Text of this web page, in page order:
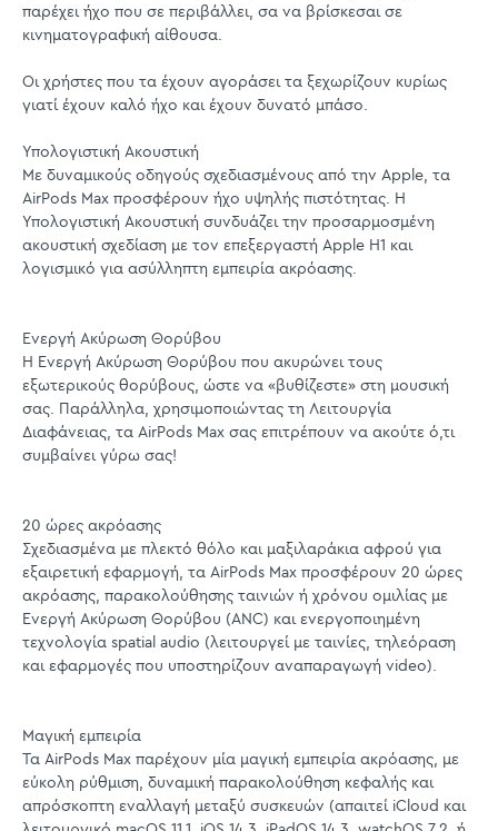
παρέχει ήχο που σε περιβάλλει, σα να βρίσκεσαι σε
κινηματογραφική αίθουσα.
Οι χρήστες που τα έχουν αγοράσει τα ξεχωρίζουν κυρίως
γιατί έχουν καλό ήχο και έχουν δυνατό μπάσο.
Υπολογιστική Ακουστική
Με δυναμικούς οδηγούς σχεδιασμένους από την Apple, τα
AirPods Max προσφέρουν ήχο υψηλής πιστότητας. H
Υπολογιστική Ακουστική συνδυάζει την προσαρμοσμένη
ακουστική σχεδίαση με τον επεξεργαστή Apple H1 και
λογισμικό για ασύλληπτη εμπειρία ακρόασης.
Ενεργή Ακύρωση Θορύβου
Η Ενεργή Ακύρωση Θορύβου που ακυρώνει τους
εξωτερικούς θορύβους, ώστε να «βυθίζεστε» στη μουσική
σας. Παράλληλα, χρησιμοποιώντας τη Λειτουργία
Διαφάνειας, τα AirPods Max σας επιτρέπουν να ακούτε ό,τι
συμβαίνει γύρω σας!
20 ώρες ακρόασης
Σχεδιασμένα με πλεκτό θόλο και μαξιλαράκια αφρού για
εξαιρετική εφαρμογή, τα AirPods Max προσφέρουν 20 ώρες
ακρόασης, παρακολούθησης ταινιών ή χρόνου ομιλίας με
Ενεργή Ακύρωση Θορύβου (ANC) και ενεργοποιημένη
τεχνολογία spatial audio (λειτουργεί με ταινίες, τηλεόραση
και εφαρμογές που υποστηρίζουν αναπαραγωγή video).
Μαγική εμπειρία
Τα AirPods Max παρέχουν μία μαγική εμπειρία ακρόασης, με
εύκολη ρύθμιση, δυναμική παρακολούθηση κεφαλής και
απρόσκοπτη εναλλαγή μεταξύ συσκευών (απαιτεί iCloud και